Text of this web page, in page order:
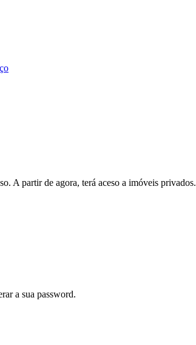
A partir de agora, terá aceso a imóveis privados.
a sua password.